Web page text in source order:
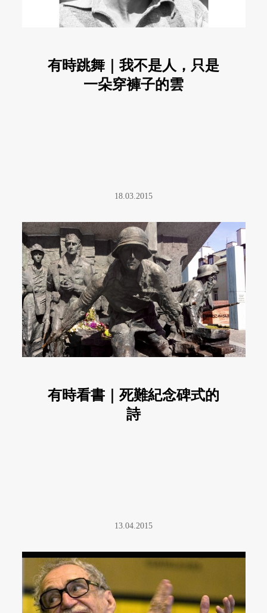
有時跳舞｜我不是人，只是
一朵穿褲子的雲
18.03.2015
有時看書｜死難紀念碑式的
詩
13.04.2015